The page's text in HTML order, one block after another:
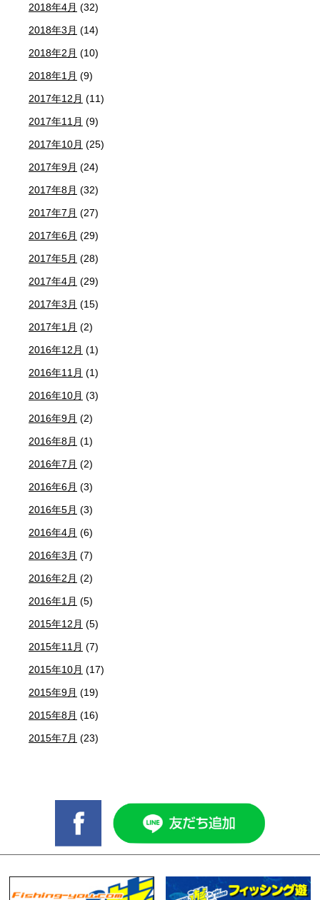
2018年4月 (32)
2018年3月 (14)
2018年2月 (10)
2018年1月 (9)
2017年12月 (11)
2017年11月 (9)
2017年10月 (25)
2017年9月 (24)
2017年8月 (32)
2017年7月 (27)
2017年6月 (29)
2017年5月 (28)
2017年4月 (29)
2017年3月 (15)
2017年1月 (2)
2016年12月 (1)
2016年11月 (1)
2016年10月 (3)
2016年9月 (2)
2016年8月 (1)
2016年7月 (2)
2016年6月 (3)
2016年5月 (3)
2016年4月 (6)
2016年3月 (7)
2016年2月 (2)
2016年1月 (5)
2015年12月 (5)
2015年11月 (7)
2015年10月 (17)
2015年9月 (19)
2015年8月 (16)
2015年7月 (23)